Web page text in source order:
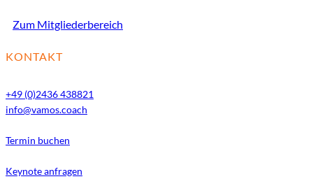
Zum Mitgliederbereich
KONTAKT
+49 (0)2436 438821
info@vamos.coach
Termin buchen
Keynote anfragen